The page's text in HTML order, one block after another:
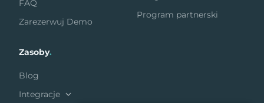
FAQ
Zarezerwuj Demo
Program partnerski
Zasoby.
Blog
Integracje